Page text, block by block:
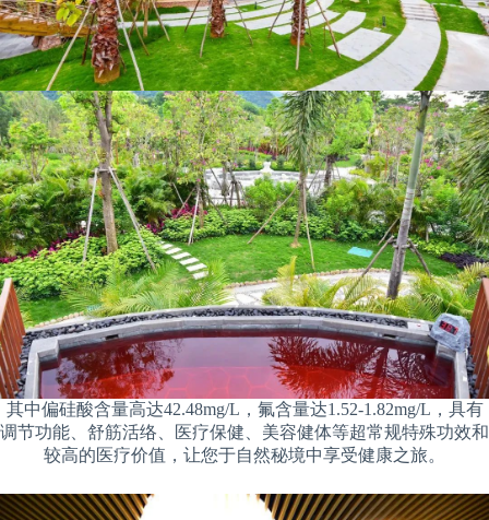
其中偏硅酸含量高达42.48mg/L，氟含量达1.52-1.82mg/L，具有
调节功能、舒筋活络、医疗保健、美容健体等超常规特殊功效和
较高的医疗价值，让您于自然秘境中享受健康之旅。